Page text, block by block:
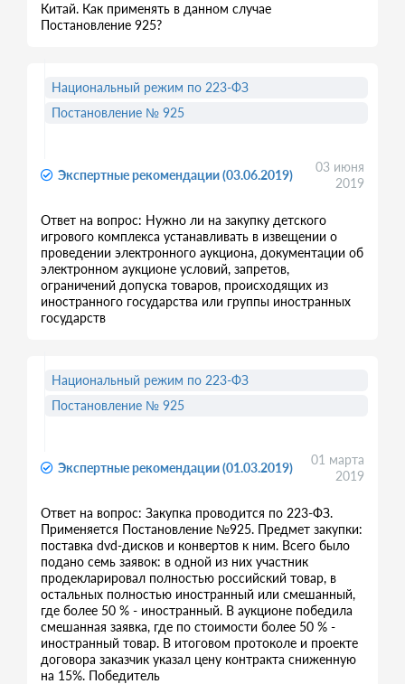
Китай. Как применять в данном случае
Постановление 925?
Экспертные рекомендации (03.06.2019)
03 июня
2019
Ответ на вопрос: Нужно ли на закупку детского
игрового комплекса устанавливать в извещении о
проведении электронного аукциона, документации об
электронном аукционе условий, запретов,
ограничений допуска товаров, происходящих из
иностранного государства или группы иностранных
государств
Национальный режим по 223-ФЗ
Постановление № 925
Экспертные рекомендации (01.03.2019)
01 марта
2019
Ответ на вопрос: Закупка проводится по 223-ФЗ.
Применяется Постановление №925. Предмет закупки:
поставка dvd-дисков и конвертов к ним. Всего было
подано семь заявок: в одной из них участник
продекларировал полностью российский товар, в
остальных полностью иностранный или смешанный,
где более 50 % - иностранный. В аукционе победила
смешанная заявка, где по стоимости более 50 % -
иностранный товар. В итоговом протоколе и проекте
договора заказчик указал цену контракта сниженную
на 15%. Победитель
Национальный режим по 223-ФЗ
Постановление № 925